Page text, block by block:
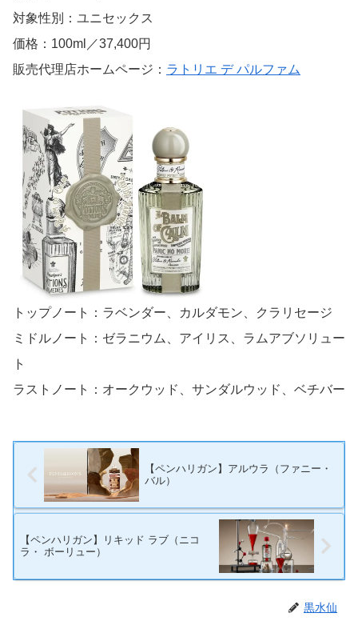
対象性別：ユニセックス
価格：100ml／37,400円
販売代理店ホームページ： ラトリエ デ パルファム
トップノート：ラベンダー、カルダモン、クラリセージ
ミドルノート：ゼラニウム、アイリス、ラムアブソリュー
ト
ラストノート：オークウッド、サンダルウッド、ベチバー
【ペンハリガン】アルウラ（ファニー・
バル）
【ペンハリガン】リキッド ラブ（ニコ
ラ・ ボーリュー）
黒水仙